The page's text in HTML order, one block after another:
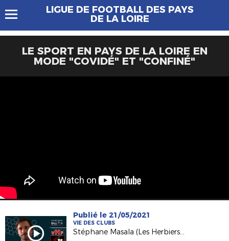
LIGUE DE FOOTBALL DES PAYS
DE LA LOIRE
LE SPORT EN PAYS DE LA LOIRE EN
MODE "COVIDÉ" ET "CONFINÉ"
Publié le 21/05/2021
VIE DES CLUBS
Stéphane Masala (Les Herbiers VF) invité d'USB Foot sur France 3 PDL